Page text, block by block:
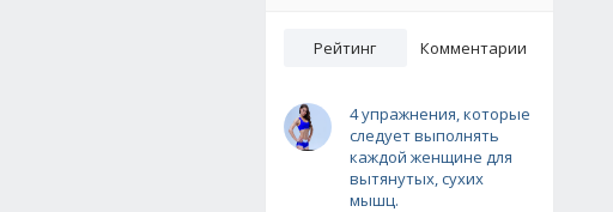
Рейтинг Комментарии
4 упражнения, которые
следует выполнять
каждой женщине для
вытянутых, сухих
мышц.